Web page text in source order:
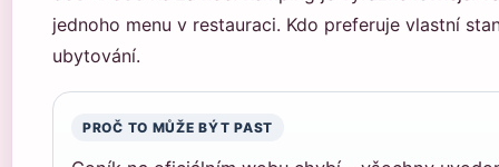
jednoho menu v restauraci. Kdo preferuje vlastní
ubytování.
PROČ TO MŮŽE BÝT PAST